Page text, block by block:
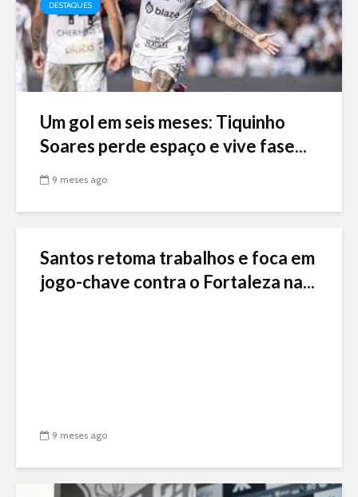
DESTAQUES
Um gol em seis meses: Tiquinho
Soares perde espaço e vive fase...
9 meses ago
Santos retoma trabalhos e foca em
jogo-chave contra o Fortaleza na...
9 meses ago